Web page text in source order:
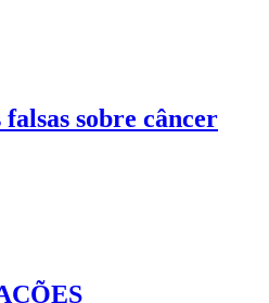
sobre câncer